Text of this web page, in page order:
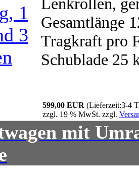
Gesamtlänge
Tragkraft pro
Schublade 25
599,00 EUR (Lieferzeit:3-4
zzgl. 19 % MwSt. zzgl.
mit